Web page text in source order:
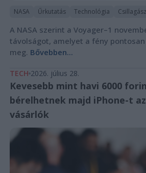
NASA Űrkutatás Technológia
A NASA szerint a Voyager–1
távolságot, amelyet a fény
meg. Bővebben...
TECH 2026. július 28.
Kevesebb mint havi 6000
bérelhetnek majd iPhone-t
vásárlók